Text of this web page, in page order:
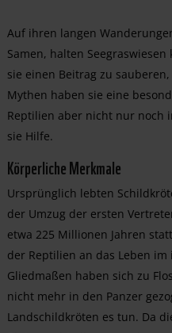
Auf ihren langen
Samen, halten
sie einen Beitrag zu
Mythen haben sie eine
Reptilien aber nicht nur noch
sie Hilfe.
Körperliche Merkmale
Ursprünglich lebten
der Umzug der ersten
etwa 225 Millionen Jahren
der Reptilien an das Leben im
Gliedmaßen haben sich zu
nicht mehr in den Panzer
Landschildkröten es tun. Da